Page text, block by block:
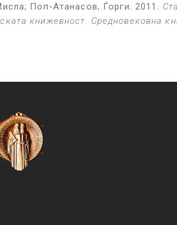
Поп-Атанасов, Ѓорги. 2011.
книжевност. Средновековна